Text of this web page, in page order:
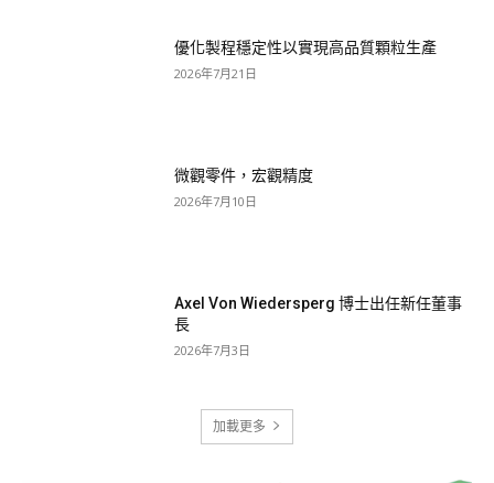
優化製程穩定性以實現高品質顆粒生產
2026年7月21日
微觀零件，宏觀精度
2026年7月10日
Axel Von Wiedersperg 博士出任新任董事
長
2026年7月3日
加載更多